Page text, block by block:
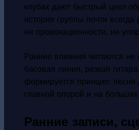
клубах дают быстрый цикл
история группы почти
ни провокационности, ни
Ранние влияния читаются не
басовая линия, резкая
формируется принцип: песня
главной опорой и на
Ранние записи,